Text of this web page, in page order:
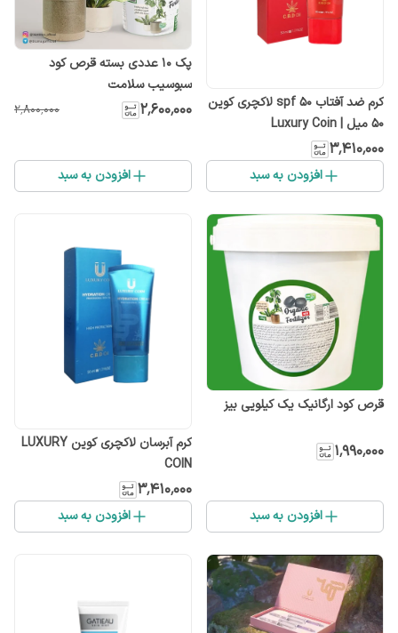
کرم ضد آفتاب spf 5۰ لاکچری کوین
50 میل | Luxury Coin
۳٬۴۱۰٬۰۰۰
افزودن به سبد
پک 10 عددی بسته قرص کود
سبوسیب سلامت
۲٬۶۰۰٬۰۰۰ ۲٬۸۰۰٬۰۰۰
افزودن به سبد
قرص کود ارگانیک یک کیلویی بیز
۱٬۹۹۰٬۰۰۰
افزودن به سبد
کرم آبرسان لاکچری کوین LUXURY
COIN
۳٬۴۱۰٬۰۰۰
افزودن به سبد